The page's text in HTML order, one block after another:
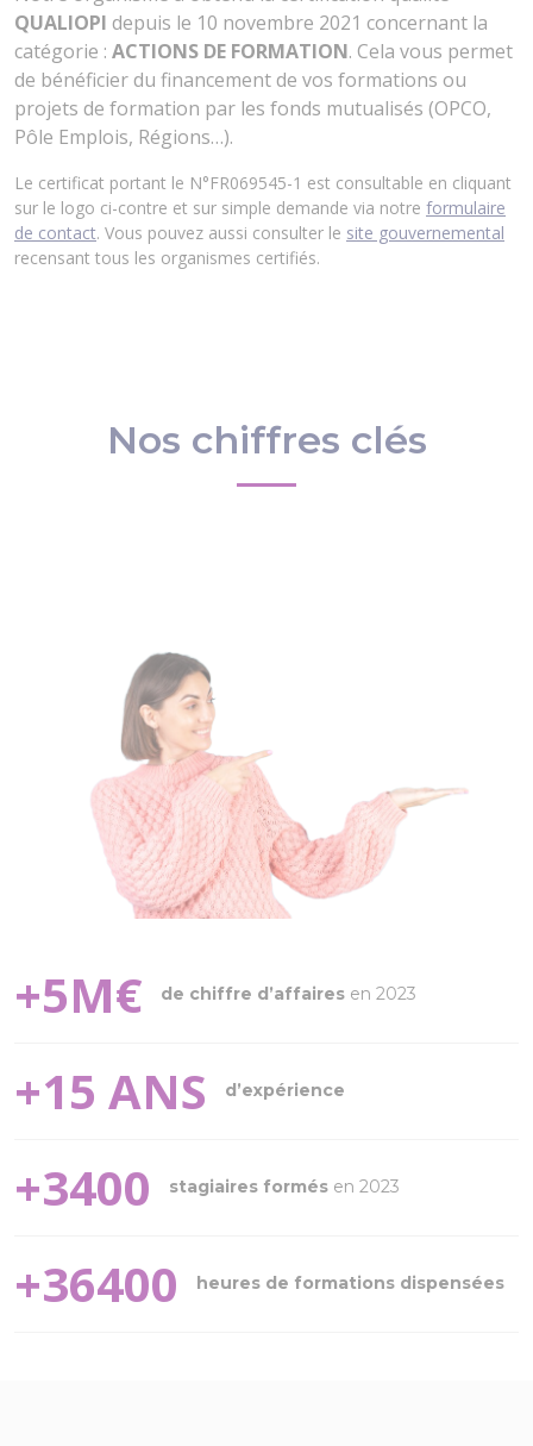
QUALIOPI depuis le 10 novembre 2021 concernant la
catégorie : ACTIONS DE FORMATION. Cela vous permet
de bénéficier du financement de vos formations ou
projets de formation par les fonds mutualisés (OPCO,
Pôle Emplois, Régions…).
Le certificat portant le N°FR069545-1 est consultable en cliquant
sur le logo ci-contre et sur simple demande via notre formulaire
de contact. Vous pouvez aussi consulter le site gouvernemental
recensant tous les organismes certifiés.
Nos chiffres clés
5 de chiffre d’affaires en 2023
15 d’expérience
3400 stagiaires formés en 2023
36400 heures de formations dispensées